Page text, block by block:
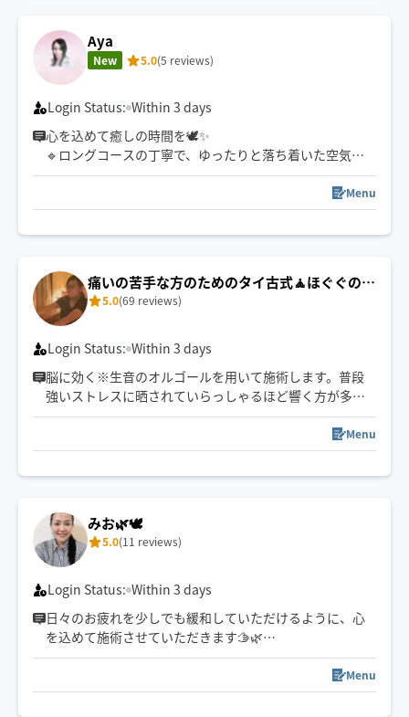
🌼確認事項🌼
・最寄り駅から徒歩15分以上、または所要時間等の関係
でお断りさせて頂く場合があります。
・妊娠されている方やその可能性がある方はお断りさせ
て頂いております。
Aya
New 5.0(5 reviews)
Login Status: Within 3 days
心を込めて癒しの時間を🕊️✨
🔹ロングコースの丁寧で、ゆったりと落ち着いた空気
感、隅々迄行き届いた施術をするのが得意です✨
Menu
痛いの苦手な方のためのタイ古式🧘ほぐぐのひ
とみ
5.0(69 reviews)
Login Status: Within 3 days
脳に効く※生音のオルゴールを用いて施術します。普段
強いストレスに晒されていらっしゃるほど響く方が多い
です。
電子音では感じ得ないオルゴールの深い癒しと響きと、
世界一気持ち良いと言われているタイ古式ストレッチの
融合🇹🇭終わった後の不思議な心地よさを感じてくださ
※研究により中枢神経を司る脳幹の血流増加とリラック
ス状態のα波が確認された器具です。
Menu
みお🌿🕊️
5.0(11 reviews)
Login Status: Within 3 days
日々のお疲れを少しでも緩和していただけるように、心
を込めて施術させていただきます🫱🌿
【予約可能枠外についてのご相談もチャットにてお気軽
に承ります📝】
Menu